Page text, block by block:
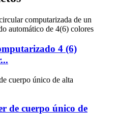
4 (6)
de cuerpo único de